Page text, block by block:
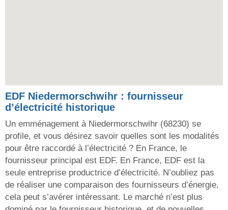
EDF Niedermorschwihr : fournisseur
d’électricité historique
Un emménagement à Niedermorschwihr (68230) se
profile, et vous désirez savoir quelles sont les modalités
pour être raccordé à l’électricité ? En France, le
fournisseur principal est EDF. En France, EDF est la
seule entreprise productrice d’électricité. N’oubliez pas
de réaliser une comparaison des fournisseurs d’énergie,
cela peut s’avérer intéressant. Le marché n’est plus